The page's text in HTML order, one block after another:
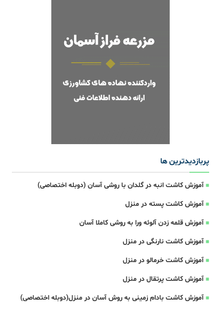
پربازدیدترین ها
آموزش کاشت انبه در گلدان با روشی آسان (دوبله اختصاصی)
آموزش کاشت پسته در منزل
آموزش قلمه زدن آلوئه ورا به روشی کاملا آسان
آموزش کاشت نارنگی در منزل
آموزش کاشت خرمالو در منزل
آموزش کاشت پرتقال در منزل
آموزش کاشت بادام زمینی به روش آسان در منزل(دوبله اختصاصی)